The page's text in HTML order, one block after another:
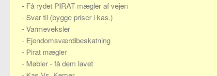
- Få rydet PIRAT mægler af vejen
- Svar til (bygge priser i kas.)
-Varmeveksler
- Ejendomsværdibeskatning
- Pirat mægler
- Møbler - få dem lavet